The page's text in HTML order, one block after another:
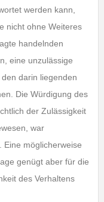
werden kann,
nicht ohne Weiteres
handelnden
eine unzulässige
darin liegenden
Die Würdigung des
der Zulässigkeit
war
Eine möglicherweise
genügt aber für die
des Verhaltens